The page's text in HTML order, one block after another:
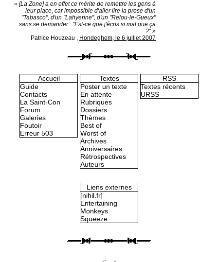
« [La Zone] a en effet ce mérite de remettre les gens à
leur place, car impossible d'aller lire la prose d'un
"Tabasco", d'un "Lahyenne", d'un "Relou-le-Gueux"
sans se demander : "Est-ce que j'écris si mal que ça
?" »
Patrice Houzeau , Hondeghem, le 6 juillet 2007
Accueil
Guide
Contacts
La Saint-Con
Forum
Galeries
Foutoir
Erreur 503
Textes
Poster un texte
En attente
Rubriques
Dossiers
Thèmes
Best of
Worst of
Archives
Anniversaires
Rétrospectives
Auteurs
RSS
Textes récents
URSS
Liens externes
[nihil.fr]
Entertaining
Monkeys
Squeeze